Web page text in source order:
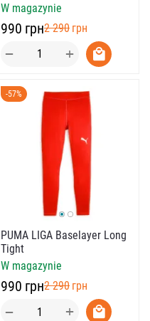
W magazynie
‍990‍ грн‍2 290‍ грн
+
−
-57%
PUMA LIGA Baselayer Long
Tight
W magazynie
‍990‍ грн‍2 290‍ грн
+
−